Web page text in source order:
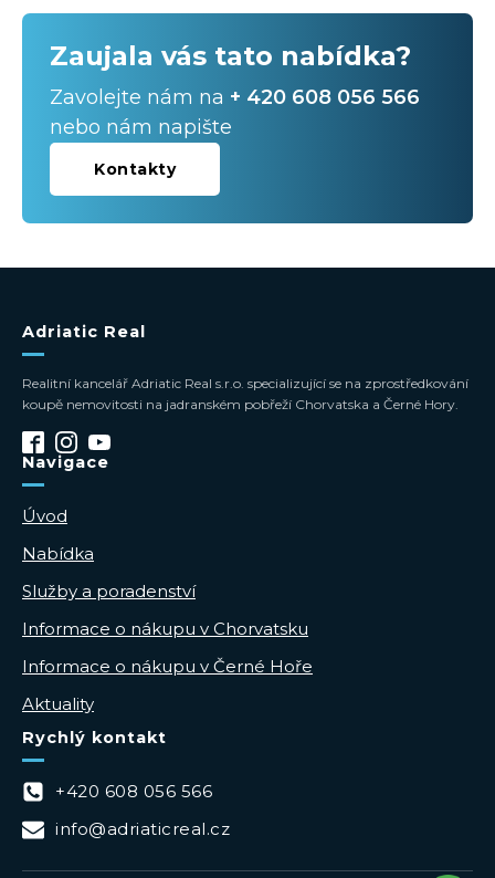
Zaujala vás tato nabídka?
Zavolejte nám na + 420 608 056 566
nebo nám napište
Kontakty
Adriatic Real
Realitní kancelář Adriatic Real s.r.o. specializující se na zprostředkování
koupě nemovitosti na jadranském pobřeží Chorvatska a Černé Hory.
Navigace
Úvod
Nabídka
Služby a poradenství
Informace o nákupu v Chorvatsku
Informace o nákupu v Černé Hoře
Aktuality
Rychlý kontakt
+420 608 056 566
info@adriaticreal.cz